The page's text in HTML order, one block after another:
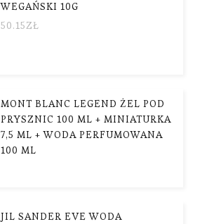
WEGAŃSKI 10G
50.15ZŁ
MONT BLANC LEGEND ŻEL POD
PRYSZNIC 100 ML + MINIATURKA
7,5 ML + WODA PERFUMOWANA
100 ML
JIL SANDER EVE WODA